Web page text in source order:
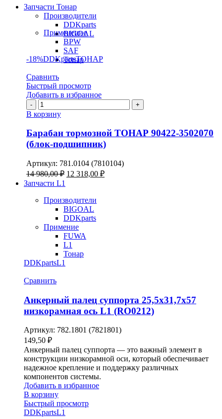
Запчасти Тонар
Производители
DDKparts
BIGOAL
Применение
BPW
SAF
Тонар
-18%DDKpartsТОНАР
Сравнить
Быстрый просмотр
Добавить в избранное
Количество
товара
Барабан
тормозной
ТОНАР
90422-
(блок-
подшипник)
В корзину
Барабан тормозной ТОНАР 90422-3502070
(блок-подшипник)
Артикул: 781.0104 (7810104)
14 980,00₽ Первоначальная
14
980,00 ₽.
12 318,00 ₽Текущая
Запчасти L1
Производители
BIGOAL
DDKparts
Примение
FUWA
L1
Тонар
DDKpartsL1
Сравнить
Анкерный палец суппорта 25,5х31,7х57
низкорамная ось L1 (RO0212)
Артикул: 782.1801 (7821801)
149,50 ₽
Анкерный палец суппорта — это важный элемент в
конструкции низкорамной оси, который обеспечивает
надежное крепление и поддержку различных
компонентов системы.
Добавить в избранное
В корзину
Быстрый просмотр
DDKpartsL1